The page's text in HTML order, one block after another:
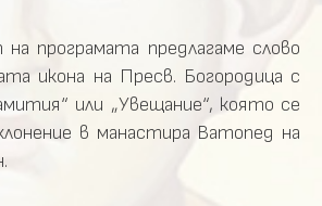
програмата предлагаме слово
икона на Пресв. Богородица с
или „Увещание“, която се
в манастира Ватопед на